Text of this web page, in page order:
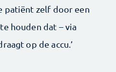
patiënt zelf door een
houden dat – via
op de accu.’